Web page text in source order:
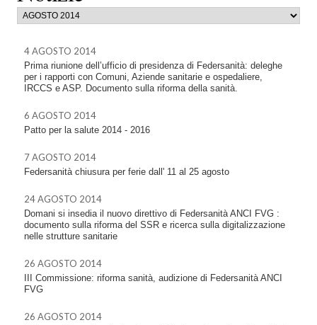
4 AGOSTO 2014
Prima riunione dell’ufficio di presidenza di Federsanità: deleghe
per i rapporti con Comuni, Aziende sanitarie e ospedaliere,
IRCCS e ASP. Documento sulla riforma della sanità.
6 AGOSTO 2014
Patto per la salute 2014 - 2016
7 AGOSTO 2014
Federsanità chiusura per ferie dall' 11 al 25 agosto
24 AGOSTO 2014
Domani si insedia il nuovo direttivo di Federsanità ANCI FVG :
documento sulla riforma del SSR e ricerca sulla digitalizzazione
nelle strutture sanitarie
26 AGOSTO 2014
III Commissione: riforma sanità, audizione di Federsanità ANCI
FVG
26 AGOSTO 2014